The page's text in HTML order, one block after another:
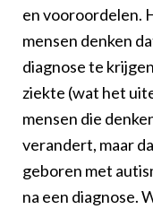
en vooroordelen.
mensen denken
diagnose te
ziekte (wat het
mensen die
verandert, maar
geboren met
na een diagnose.